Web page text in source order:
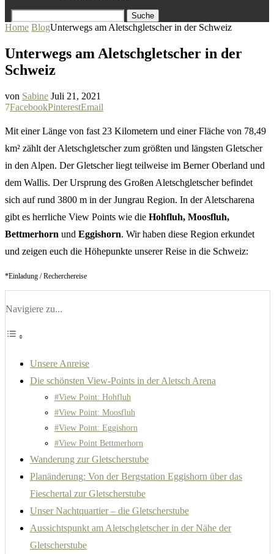
Suche
Home BlogUnterwegs am Aletschgletscher in der Schweiz
Unterwegs am Aletschgletscher in der
Schweiz
von Sabine Juli 21, 2021
7FacebookPinterestEmail
Mit einer Länge von fast 23 Kilometern und einer Fläche von 78,49
km² zählt der Aletschgletscher zum größten und längsten Gletscher
in den Alpen. Der Gletscher liegt teilweise im Berner Oberland und
dem Wallis. Der Ursprung des Großen Aletschgletscher befindet
sich auf rund 3800 m in der Jungrau Region. In der Aletscharena
gibt es herrliche View Points wie die Hohfluh, Moosfluh,
Bettmerhorn und Eggishorn. Wir haben diese Region erkundet
und zeigen euch die Höhepunkte unserer Reise in die Schweiz:
*Einladung / Recherchereise
Navigiere zu...
Unsere Anreise
Die schönsten View-Points in der Aletsch Arena
#View Point: Hohfluh
#View Point: Moosfluh
#View Point: Eggishorn
#View Point Bettmerhorn
Wanderung zur Gletscherstube
Planänderung: Von der Bergstation Eggishorn über das
Fieschertal zur Gletscherstube
Unser Nachtquartier – die Gletscherstube
Aussichtspunkt am Aletschgletscher in der Nähe der
Gletscherstube